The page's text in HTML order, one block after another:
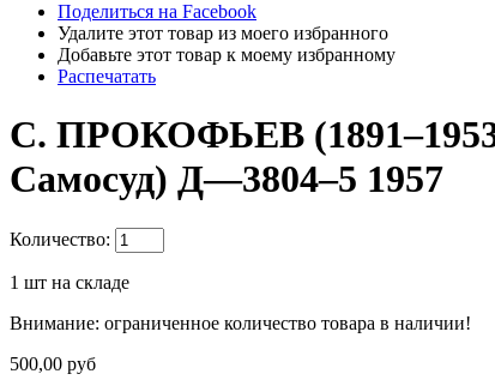
Поделиться на Facebook
Удалите этот товар из моего избранного
Добавьте этот товар к моему избранному
Распечатать
С. ПРОКОФЬЕВ
Самосуд) Д—3804–5 1957
Количество:
1 шт на складе
Внимание: ограниченное количество товара в наличии!
500,00 руб